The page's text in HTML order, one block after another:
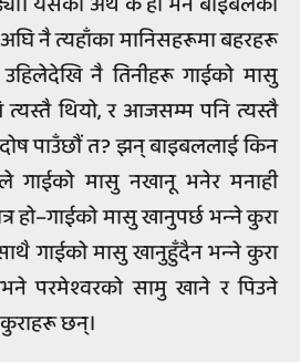
अघि नै त्यहाँका मानिसहरूमा बहरहरू
नै तिनीहरू गाईको मासु
त्यस्तै थियो, र आजसम्म पनि त्यस्तै
पाउँछौं त? झन् बाइबललाई किन
गाईको मासु नखानू भनेर मनाही
हो–गाईको मासु खानुपर्छ भन्‍ने कुरा
गाईको मासु खानुहुँदैन भन्‍ने कुरा
परमेश्‍वरको सामु खाने र पिउने
कुराहरू छन्।